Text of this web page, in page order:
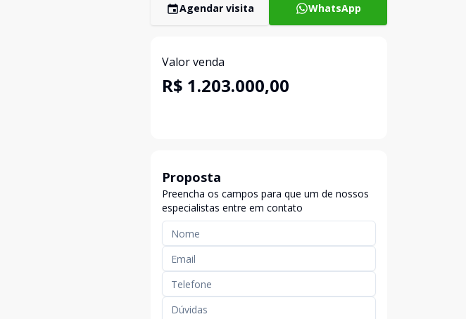
Agendar visita WhatsApp
Valor venda
R$ 1.203.000,00
Proposta
Preencha os campos para que um de nossos
especialistas entre em contato